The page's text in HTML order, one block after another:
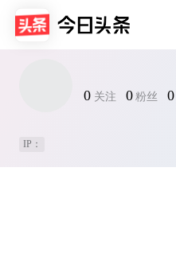
0 关注 0 粉丝 0
IP：